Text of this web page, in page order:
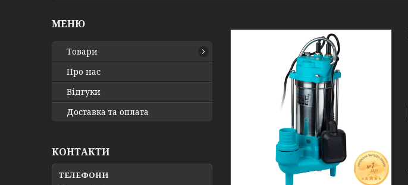
Товари
Про нас
Відгуки
Доставка та оплата
КОНТАКТИ